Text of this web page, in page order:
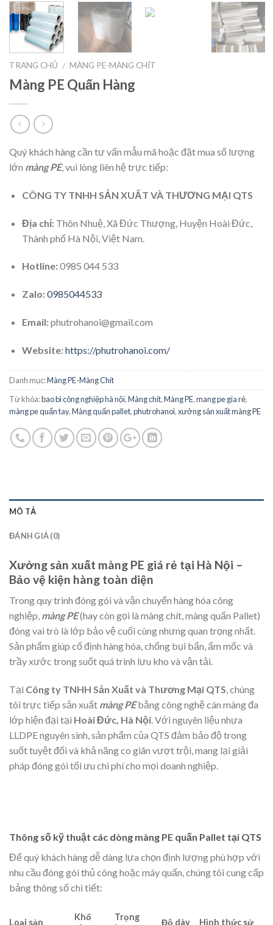
TRANG CHỦ / MÀNG PE-MÀNG CHÍT
Màng PE Quấn Hàng
Quý khách hàng cần tư vấn mẫu mã hoặc đặt mua số lượng
lớn màng PE, vui lòng liên hệ trực tiếp:
CÔNG TY TNHH SẢN XUẤT VÀ THƯƠNG MẠI QTS
Địa chỉ:Thôn Nhuệ, Xã Đức Thượng, Huyện Hoài Đức,
Thành phố Hà Nội, Việt Nam.
Hotline:0985 044 533
Zalo:0985044533
Email:phutrohanoi@gmail.com
Website:https://phutrohanoi.com/
Danh mục:Màng PE-Màng Chít
Từ khóa:bao bì công nghiệp hà nội,Màng chít,Màng PE,mang pe gia rẻ,
màng pe quấn tay,Màng quấn pallet,phutrohanoi,xưởng sản xuất màng PE
MÔ TẢ
ĐÁNH GIÁ (0)
Xưởng sản xuất màng PE giá rẻ tại Hà Nội –
Bảo vệ kiện hàng toàn diện
Trong quy trình đóng gói và vận chuyển hàng hóa công
nghiệp, màng PE(hay còn gọi là màng chít, màng quấn Pallet)
đóng vai trò là lớp bảo vệ cuối cùng nhưng quan trọng nhất.
Sản phẩm giúp cố định hàng hóa, chống bụi bẩn, ẩm mốc và
trầy xước trong suốt quá trình lưu kho và vận tải.
Tại Công ty TNHH Sản Xuất và Thương Mại QTS, chúng
tôi trực tiếp sản xuất màng PEbằng công nghệ cán màng đa
lớp hiện đại tại Hoài Đức, Hà Nội. Với nguyên liệu nhựa
LLDPE nguyên sinh, sản phẩm của QTS đảm bảo độ trong
suốt tuyệt đối và khả năng co giãn vượt trội, mang lại giải
pháp đóng gói tối ưu chi phí cho mọi doanh nghiệp.
Thông số kỹ thuật các dòng màng PE quấn Pallet tại QTS
Để quý khách hàng dễ dàng lựa chọn định lượng phù hợp với
nhu cầu đóng gói thủ công hoặc máy quấn, chúng tôi cung cấp
bảng thông số chi tiết:
Loại sản
Khổ
Trọng
Độ dày
Hình thức sử